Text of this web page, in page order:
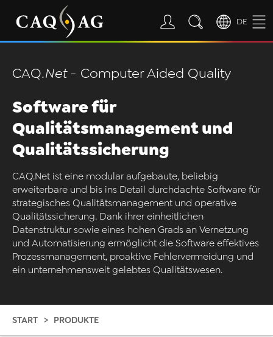
DE
CAQ.Net - Computer Aided Quality
Software für
Qualitätsmanagement und
Qualitätssicherung
CAQ.Net ist eine modular aufgebaute, beliebig
erweiterbare und bis ins Detail durchdachte Software für
strategisches Qualitätsmanagement und operative
Qualitätssicherung. Dank ihrer einheitlichen
Datenstruktur sowie eines hohen Grads an Vernetzung
und Automatisierung ermöglicht die Software effektives
Prozessmanagement, proaktive Fehlervermeidung und
ein unternehmensweit gelebtes Qualitätswesen.
START PRODUKTE